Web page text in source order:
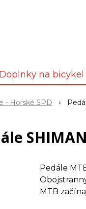
Doplnky na bicykel
- Horské SPD
Pedále
MTB